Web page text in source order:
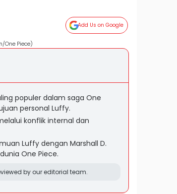
Add Us on Google
One Piece)
populer dalam saga One
personal Luffy.
konflik internal dan
Luffy dengan Marshall D.
One Piece.
by our editorial team.